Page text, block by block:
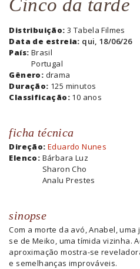
Cinco da tarde
Distribuição: 3 Tabela Filmes
Data de estreia: qui, 18/06/26
País: Brasil
Portugal
Gênero: drama
Duração: 125 minutos
Classificação: 10 anos
ficha técnica
Direção: Eduardo Nunes
Elenco: Bárbara Luz
Sharon Cho
Analu Prestes
sinopse
Com a morte da avó, Anabel,
se de Meiko, uma tímida vizinha.
aproximação mostra-se
e semelhanças improváveis.